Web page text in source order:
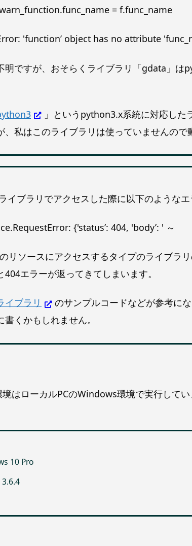
= f.func_name
'function’ object has no attribute
ですが、おそらくライブラリ「gdata」は
」というpython3.x系統に対応し
、私はこのライブラリは使っていませんので
イブラリでアクセスした際に以下のようなエ
{'status’: 404, 'body’: ' ～
リソースにアクセスするタイプのライブラ
404エラーが返ってきてしまいます。
イブラリ
のサンプルコードなどが参考に
書くかもしれません。
はローカルPCのWindows環境で実行して
10 Pro